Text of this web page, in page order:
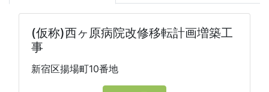
(仮称)西ヶ原病院改修移転計画増築工
事
新宿区揚場町10番地